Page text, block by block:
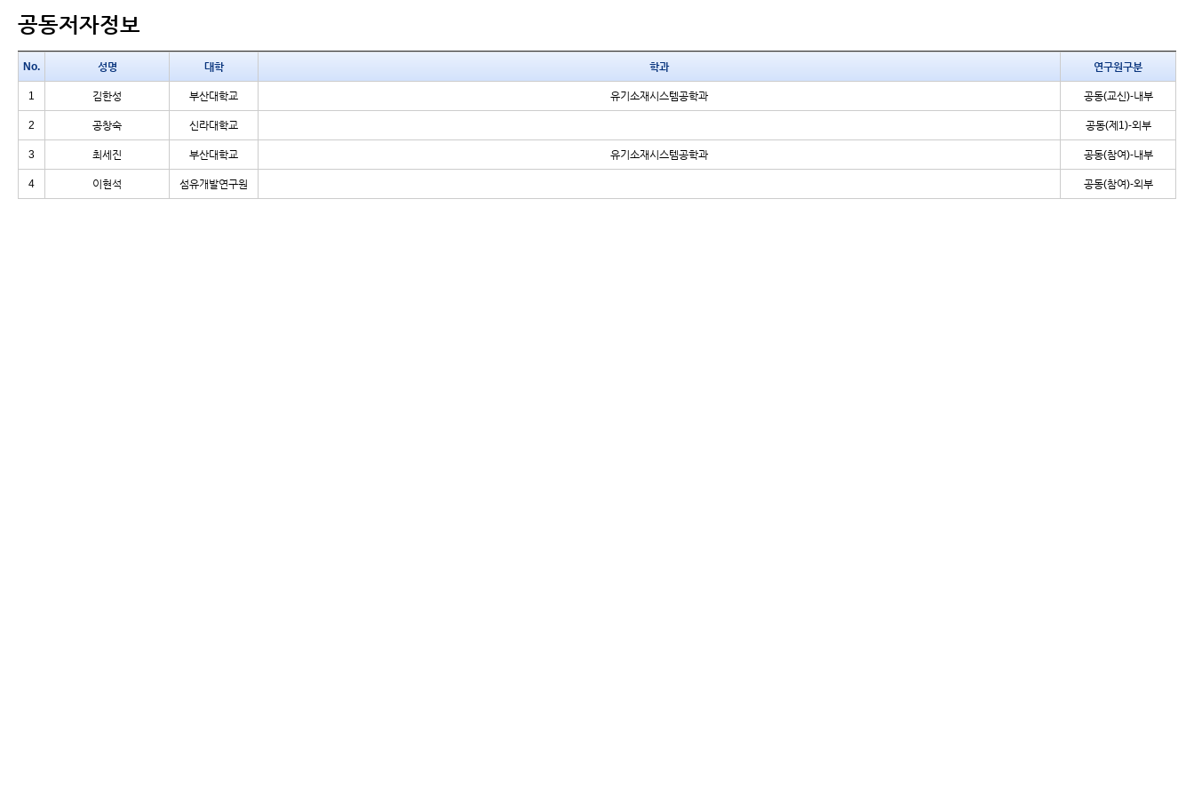
공동저자정보
No. 성명 대학 학과 연구원구분
1 김한성 부산대학교 유기소재시스템공학과 공동(교신)-내부
2 공창숙 신라대학교 공동(제1)-외부
3 최세진 부산대학교 유기소재시스템공학과 공동(참여)-내부
4 이현석 섬유개발연구원 공동(참여)-외부